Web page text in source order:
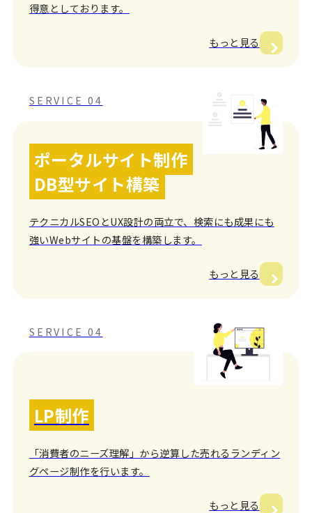
得意としております。
もっと見る
SERVICE 04
ポータルサイト制作
DB型サイト構築
テクニカルSEOとUX設計の両立で、検索にも成果にも
強いWebサイトの基盤を構築します。
もっと見る
SERVICE 04
LP制作
「消費者のニーズ理解」から逆算した売れるランディン
グページ制作を行います。
もっと見る